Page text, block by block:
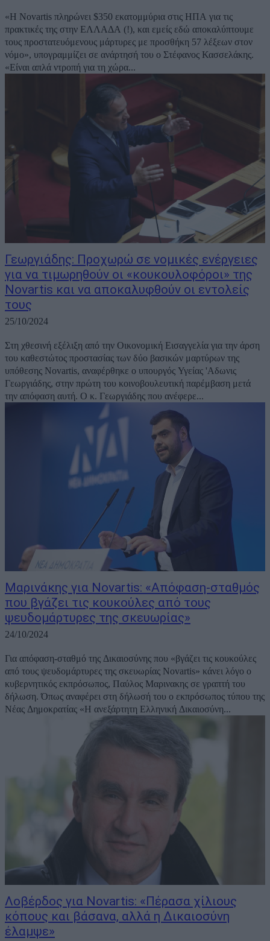
«Η Novartis πληρώνει $350 εκατομμύρια στις ΗΠΑ για τις
πρακτικές της στην ΕΛΛΑΔΑ (!), και εμείς εδώ αποκαλύπτουμε
τους προστατευόμενους μάρτυρες με προσθήκη 57 λέξεων στον
νόμο», υπογραμμίζει σε ανάρτησή του ο Στέφανος Κασσελάκης.
«Είναι απλά ντροπή για τη χώρα...
Γεωργιάδης: Προχωρώ σε νομικές ενέργειες
για να τιμωρηθούν οι «κουκουλοφόροι» της
Novartis και να αποκαλυφθούν οι εντολείς
τους
25/10/2024
Στη χθεσινή εξέλιξη από την Οικονομική Εισαγγελία για την άρση
του καθεστώτος προστασίας των δύο βασικών μαρτύρων της
υπόθεσης Novartis, αναφέρθηκε ο υπουργός Υγείας 'Αδωνις
Γεωργιάδης, στην πρώτη του κοινοβουλευτική παρέμβαση μετά
την απόφαση αυτή. Ο κ. Γεωργιάδης που ανέφερε...
Μαρινάκης για Novartis: «Απόφαση-σταθμός
που βγάζει τις κουκούλες από τους
ψευδομάρτυρες της σκευωρίας»
24/10/2024
Για απόφαση-σταθμό της Δικαιοσύνης που «βγάζει τις κουκούλες
από τους ψευδομάρτυρες της σκευωρίας Novartis» κάνει λόγο ο
κυβερνητικός εκπρόσωπος, Παύλος Μαρινακης σε γραπτή του
δήλωση. Όπως αναφέρει στη δήλωσή του ο εκπρόσωπος τύπου της
Νέας Δημοκρατίας «Η ανεξάρτητη Ελληνική Δικαιοσύνη...
Λοβέρδος για Novartis: «Πέρασα χίλιους
κόπους και βάσανα, αλλά η Δικαιοσύνη
έλαμψε»